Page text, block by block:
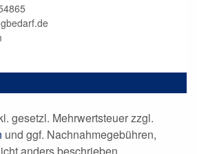
gesetzl. Mehrwertsteuer zzgl.
und ggf. Nachnahmegebühren,
anders beschrieben.